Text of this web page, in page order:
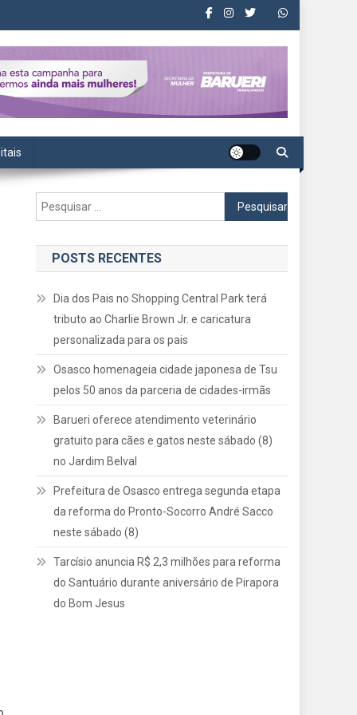
Pesquisar
por:
POSTS RECENTES
Dia dos Pais no Shopping Central Park terá
tributo ao Charlie Brown Jr. e caricatura
personalizada para os pais
Osasco homenageia cidade japonesa de Tsu
pelos 50 anos da parceria de cidades-irmãs
Barueri oferece atendimento veterinário
gratuito para cães e gatos neste sábado (8)
no Jardim Belval
Prefeitura de Osasco entrega segunda etapa
da reforma do Pronto-Socorro André Sacco
neste sábado (8)
Tarcísio anuncia R$ 2,3 milhões para reforma
do Santuário durante aniversário de Pirapora
do Bom Jesus